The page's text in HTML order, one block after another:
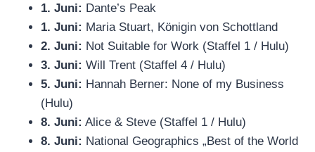
1. Juni: Dante’s Peak
1. Juni: Maria Stuart, Königin von Schottland
2. Juni: Not Suitable for Work (Staffel 1 / Hulu)
3. Juni: Will Trent (Staffel 4 / Hulu)
5. Juni: Hannah Berner: None of my Business
(Hulu)
8. Juni: Alice & Steve (Staffel 1 / Hulu)
8. Juni: National Geographics „Best of the World